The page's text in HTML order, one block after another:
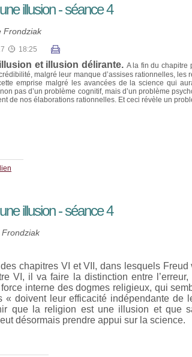
illusion - séance 4
Frondziak
18:25
et illusion délirante. A la fin du chapitre
malgré leur manque d’assises rationnelles, les
emprise malgré les avancées de la science qui
pas d’un problème cognitif, mais d’un problème
de nos élaborations rationnelles. Et ceci révèle un
illusion - séance 4
chapitres VI et VII, dans lesquels
VI, il va faire la distinction entre
interne des dogmes religieux, qui
doivent leur efficacité indépendante de
que la religion est une illusion et que
désormais prendre appui sur la science.